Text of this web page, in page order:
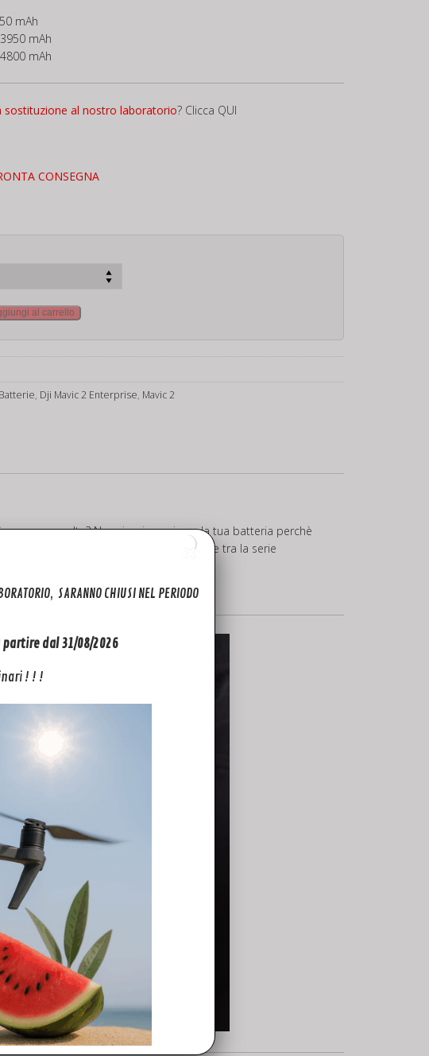
mAh
mAh
4800 mAh
sostituzione al nostro laboratorio? Clicca QUI
CONSEGNA
al carrello
Batterie, Dji Mavic 2 Enterprise, Mavic 2
una volta? Non riesci a caricare la tua batteria perchè
RC1A – 623758-1AS2P o puoi scegliere tra la serie
SARANNO CHIUSI NEL PERIODO
dal 31/08/2026
! ! !